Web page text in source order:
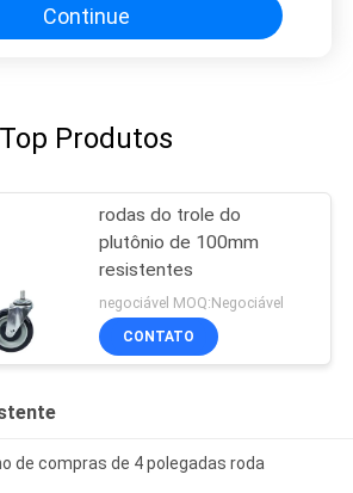
Continue
Top Produtos
rodas do trole do
plutônio de 100mm
resistentes
negociável MOQ:Negociável
CONTATO
de compras de 4 polegadas roda